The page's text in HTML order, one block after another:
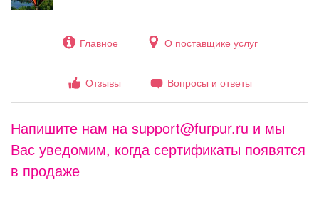
Главное О поставщике услуг
Отзывы Вопросы и ответы
Напишите нам на support@furpur.ru и мы
Вас уведомим, когда сертификаты появятся
в продаже